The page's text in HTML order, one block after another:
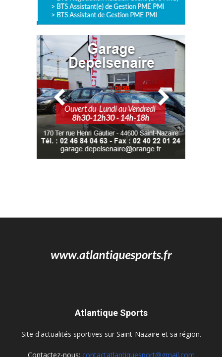
Atlantique Sports
Site d'actualités sportives sur Saint-Nazaire et sa région.
Contactez-nous: contactatlantiquesport@gmail.com